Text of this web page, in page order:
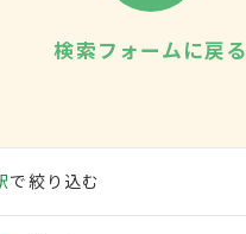
検索フォームに戻る
で絞り込む